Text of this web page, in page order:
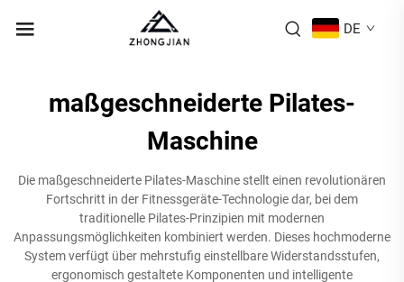
DE
maßgeschneiderte Pilates-
Maschine
Die maßgeschneiderte Pilates-Maschine stellt einen revolutionären
Fortschritt in der Fitnessgeräte-Technologie dar, bei dem
traditionelle Pilates-Prinzipien mit modernen
Anpassungsmöglichkeiten kombiniert werden. Dieses hochmoderne
System verfügt über mehrstufig einstellbare Widerstandsstufen,
ergonomisch gestaltete Komponenten und intelligente